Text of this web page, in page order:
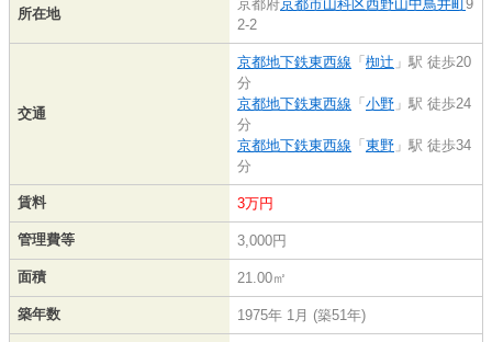
所在地
京都府京都市山科区西野山中鳥井町9
2-2
交通
京都地下鉄東西線 「 椥辻 」駅 徒歩20
分
京都地下鉄東西線 「 小野 」駅 徒歩24
分
京都地下鉄東西線 「 東野 」駅 徒歩34
分
賃料 3万円
管理費等 3,000円
面積 21.00㎡
築年数 1975年 1月 (築51年)